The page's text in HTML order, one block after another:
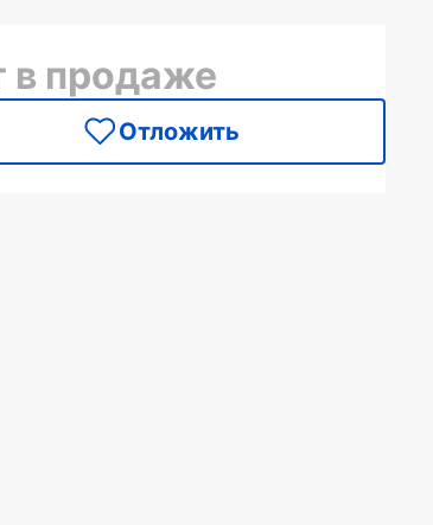
в продаже
Отложить